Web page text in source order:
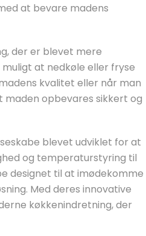
at bevare madens
der er blevet mere
at nedkøle eller fryse
kvalitet eller når man
opbevares sikkert og
blevet udviklet for at
og temperaturstyring til
designet til at imødekomme
Med deres innovative
køkkenindretning, der